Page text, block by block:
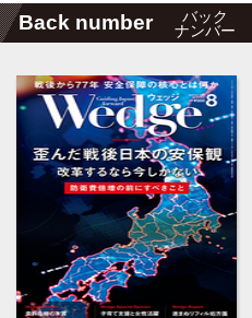
Back number
バック
ナンバー